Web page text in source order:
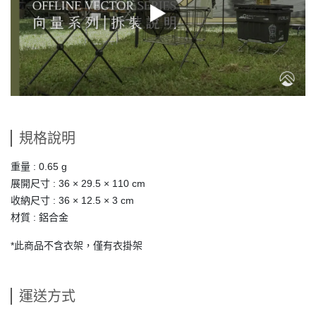
規格說明
重量 : 0.65 g
展開尺寸 : 36 × 29.5 × 110 cm
收納尺寸 : 36 × 12.5 × 3 cm
材質 : 鋁合金
*此商品不含衣架，僅有衣掛架
運送方式